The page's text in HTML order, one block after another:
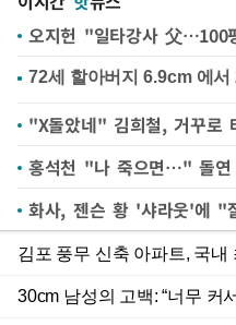
오지헌 "일타강사 父…100
"X돌았네" 김희철, 거꾸로
홍석천 "나 죽으면…" 돌연
화사, 젠슨 황 '샤라웃'에 "